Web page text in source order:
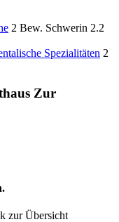
2 Bew. Schwerin 2.2
Spezialitäten 2
Zur
zur Übersicht